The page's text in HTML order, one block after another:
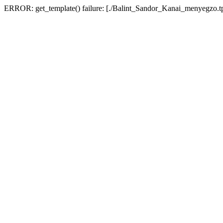
ERROR: get_template() failure: [./